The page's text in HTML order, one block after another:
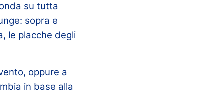
su tutta
sopra e
le placche degli
oppure a
in base alla